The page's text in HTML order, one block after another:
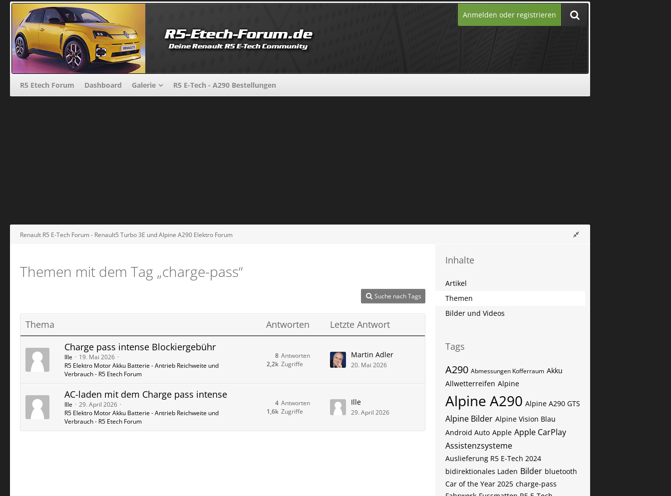
Anmelden oder registrieren
R5 Etech Forum Dashboard Galerie R5 E-Tech - A290 Bestellungen
Renault R5 E-Tech Forum - Renault5 Turbo 3E und Alpine A290 Elektro Forum
Themen mit dem Tag „charge-pass“
Suche nach Tags
Thema Antworten
Letzte Antwort
Charge pass intense Blockiergebühr
Ille
19. Mai 2026
R5 Elektro Motor Akku Batterie - Antrieb Reichweite und
Verbrauch - R5 Etech Forum
Antworten
8
Zugriffe
2,2k
Martin Adler
20. Mai 2026
AC-laden mit dem Charge pass intense
Ille
29. April 2026
R5 Elektro Motor Akku Batterie - Antrieb Reichweite und
Verbrauch - R5 Etech Forum
Antworten
4
Zugriffe
1,6k
Ille
29. April 2026
Inhalte
Artikel
Themen
Bilder und Videos
Tags
A290 Abmessungen Kofferraum Akku
Allwetterreifen Alpine
Alpine A290 Alpine A290 GTS
Alpine Bilder Alpine Vision Blau
Android Auto Apple Apple CarPlay
Assistenzsysteme
Auslieferung R5 E-Tech 2024
bidirektionales Laden Bilder bluetooth
Car of the Year 2025 charge-pass